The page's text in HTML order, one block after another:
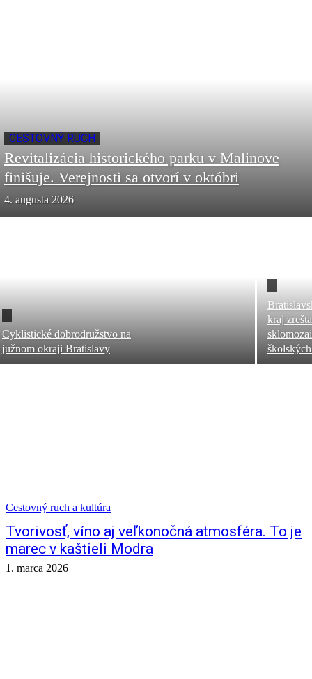
CESTOVNÝ RUCH
Revitalizácia historického parku v Malinove
finišuje. Verejnosti sa otvorí v októbri
4. augusta 2026
Cyklistické dobrodružstvo na
južnom okraji Bratislavy
kraj
Cestovný ruch a kultúra
Tvorivosť, víno aj veľkonočná atmosféra. To je
marec v kaštieli Modra
1. marca 2026